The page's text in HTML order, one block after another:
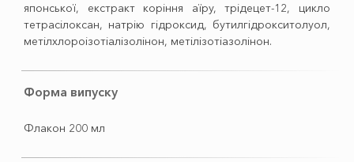
японської, екстракт коріння аїру, трідецет-12, цикло
тетрасілоксан, натрію гідроксид, бутилгідрокситолуол,
метілхлороізотіалізолінон, метілізотіазолінон.
Форма випуску
Флакон 200 мл